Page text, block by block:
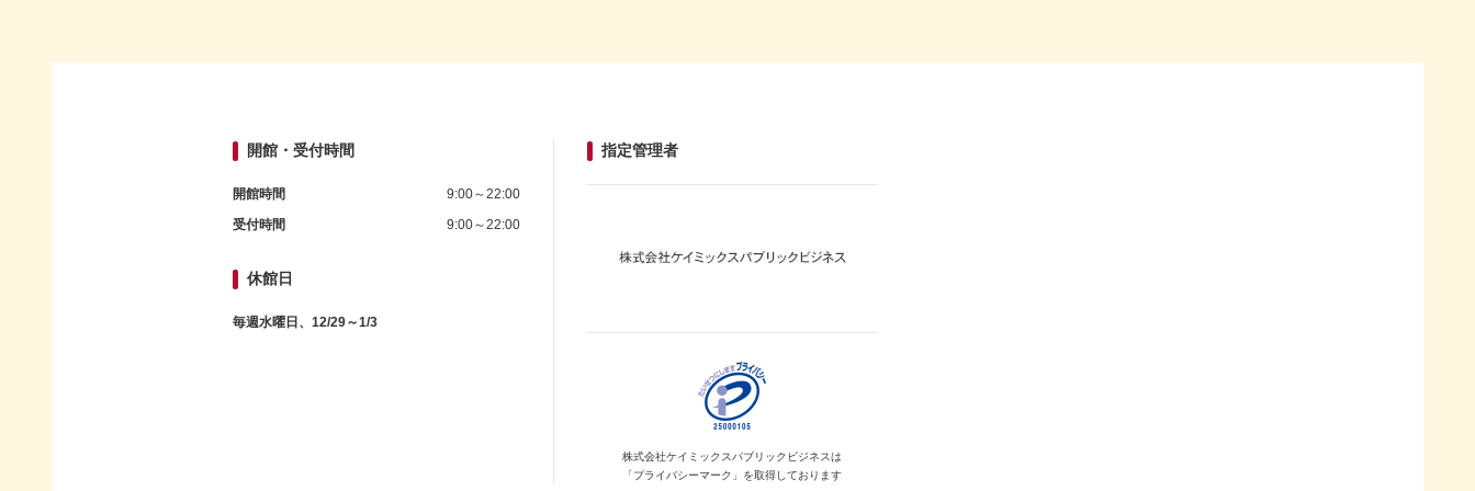
開館・受付時間
開館時間
9:00～22:00
受付時間
9:00～22:00
休館日
毎週水曜日、12/29～1/3
指定管理者
株式会社ケイミックス パブリックビジネスは
「プライバシーマーク」を取得しております